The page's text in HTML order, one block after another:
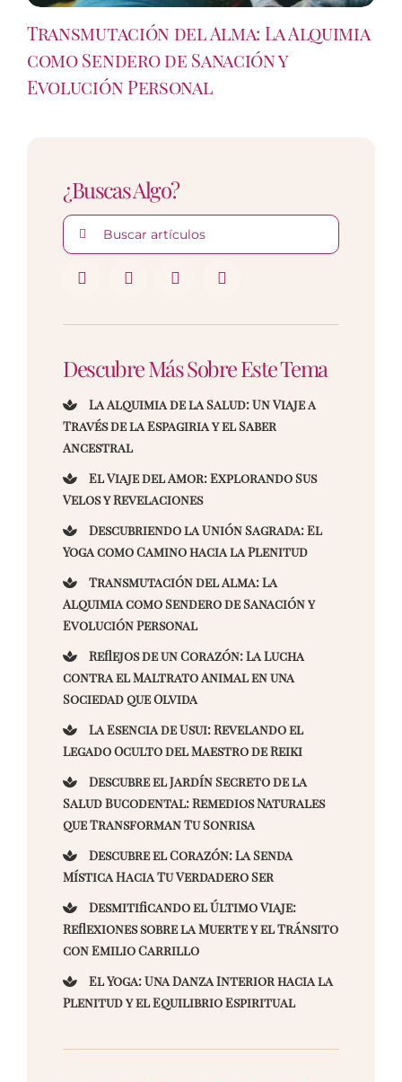
Transmutación del Alma: La Alquimia
como Sendero de Sanación y
Evolución Personal
¿Buscas Algo?
Buscar:
Descubre Más Sobre Este Tema
La Alquimia de la Salud: Un Viaje a
Través de la Espagiria y el Saber
Ancestral
El Viaje del Amor: Explorando Sus
Velos y Revelaciones
Descubriendo la Unión Sagrada: El
Yoga como Camino hacia la Plenitud
Transmutación del Alma: La
Alquimia como Sendero de Sanación y
Evolución Personal
Reflejos de un Corazón: La Lucha
contra el Maltrato Animal en una
Sociedad que Olvida
La Esencia de Usui: Revelando el
Legado Oculto del Maestro de Reiki
Descubre el Jardín Secreto de la
Salud Bucodental: Remedios Naturales
que Transforman Tu Sonrisa
Descubre el Corazón: La Senda
Mística Hacia Tu Verdadero Ser
Desmitificando el Último Viaje:
Reflexiones sobre la Muerte y el Tránsito
con Emilio Carrillo
El Yoga: Una Danza Interior hacia la
Plenitud y el Equilibrio Espiritual